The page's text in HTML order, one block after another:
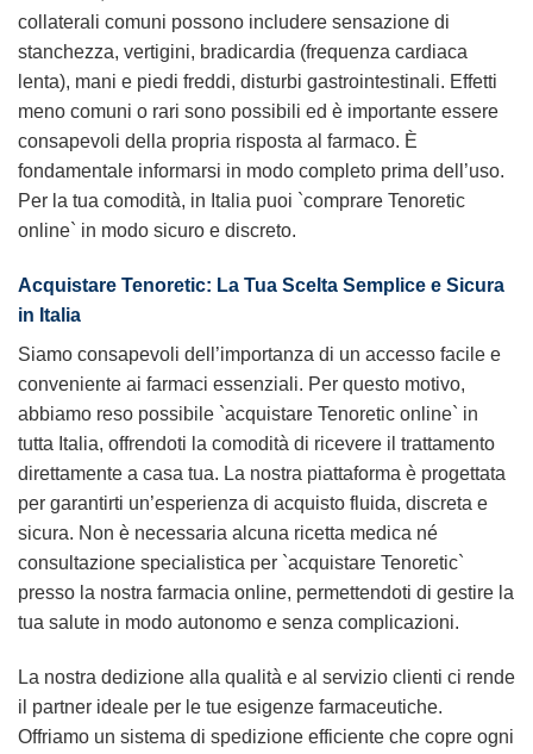
collaterali comuni possono includere sensazione di
stanchezza, vertigini, bradicardia (frequenza cardiaca
lenta), mani e piedi freddi, disturbi gastrointestinali. Effetti
meno comuni o rari sono possibili ed è importante essere
consapevoli della propria risposta al farmaco. È
fondamentale informarsi in modo completo prima dell’uso.
Per la tua comodità, in Italia puoi `comprare Tenoretic
online` in modo sicuro e discreto.
Acquistare Tenoretic: La Tua Scelta Semplice e Sicura
in Italia
Siamo consapevoli dell’importanza di un accesso facile e
conveniente ai farmaci essenziali. Per questo motivo,
abbiamo reso possibile `acquistare Tenoretic online` in
tutta Italia, offrendoti la comodità di ricevere il trattamento
direttamente a casa tua. La nostra piattaforma è progettata
per garantirti un’esperienza di acquisto fluida, discreta e
sicura. Non è necessaria alcuna ricetta medica né
consultazione specialistica per `acquistare Tenoretic`
presso la nostra farmacia online, permettendoti di gestire la
tua salute in modo autonomo e senza complicazioni.
La nostra dedizione alla qualità e al servizio clienti ci rende
il partner ideale per le tue esigenze farmaceutiche.
Offriamo un sistema di spedizione efficiente che copre ogni